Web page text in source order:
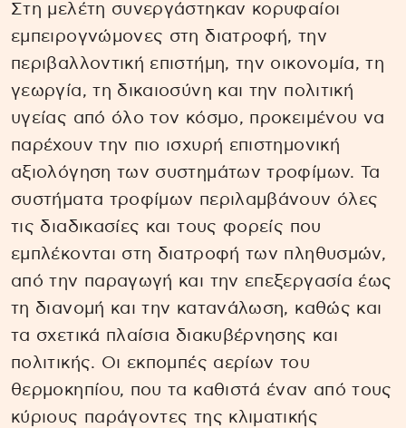
Στη μελέτη συνεργάστηκαν κορυφαίοι
εμπειρογνώμονες στη διατροφή, την
περιβαλλοντική επιστήμη, την οικονομία, τη
γεωργία, τη δικαιοσύνη και την πολιτική
υγείας από όλο τον κόσμο, προκειμένου να
παρέχουν την πιο ισχυρή επιστημονική
αξιολόγηση των συστημάτων τροφίμων. Τα
συστήματα τροφίμων περιλαμβάνουν όλες
τις διαδικασίες και τους φορείς που
εμπλέκονται στη διατροφή των πληθυσμών,
από την παραγωγή και την επεξεργασία έως
τη διανομή και την κατανάλωση, καθώς και
τα σχετικά πλαίσια διακυβέρνησης και
πολιτικής. Οι εκπομπές αερίων του
θερμοκηπίου, που τα καθιστά έναν από τους
κύριους παράγοντες της κλιματικής